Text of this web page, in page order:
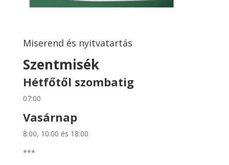
Miserend és nyitvatartás
Szentmisék
Hétfőtől szombatig
07:00
Vasárnap
8:00, 10:00 és 18:00
***